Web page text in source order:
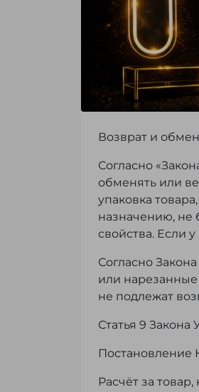
Возврат и обмен
Согласно
обменять или
упаковка
назначению, не
свойства. Если
Согласно
или нарезанные
не подлежат
Статья 9
Постановление
Расчёт за